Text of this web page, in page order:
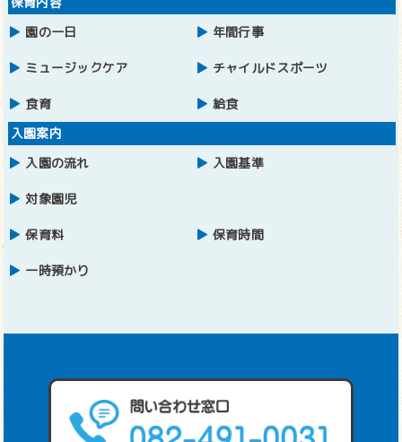
園の一日
年間行事
ミュージックケア チャイルドスポーツ
食育
給食
入園案内
入園の流れ
入園基準
対象園児
保育料 保育時間
一時預かり